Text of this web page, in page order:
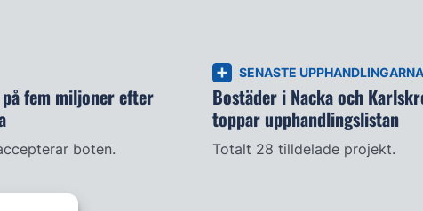
på fem miljoner efter
boten.
SENASTE UPPHANDLINGARNA
Bostäder i Nacka och
toppar upphandlingslistan
Totalt 28 tilldelade projekt.